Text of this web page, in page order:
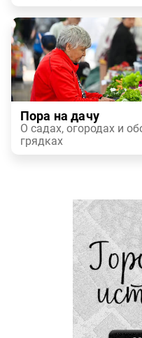
Пора на дачу
О садах, огородах и
грядках